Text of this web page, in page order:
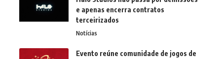
e apenas encerra contratos
terceirizados
Notícias
Evento reúne comunidade de jogos de